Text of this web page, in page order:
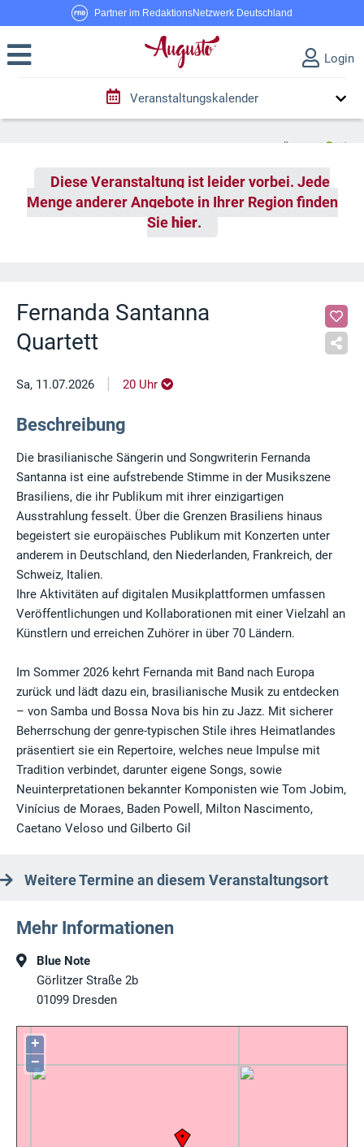
Partner im RedaktionsNetzwerk Deutschland
Login
Veranstaltungskalender
Diese Veranstaltung ist leider vorbei. Jede
Menge anderer Angebote in Ihrer Region finden
Sie hier.
Fernanda Santanna
Quartett
Sa, 11.07.2026 | 20 Uhr
Beschreibung
Die brasilianische Sängerin und Songwriterin Fernanda
Santanna ist eine aufstrebende Stimme in der Musikszene
Brasiliens, die ihr Publikum mit ihrer einzigartigen
Ausstrahlung fesselt. Über die Grenzen Brasiliens hinaus
begeistert sie europäisches Publikum mit Konzerten unter
anderem in Deutschland, den Niederlanden, Frankreich, der
Schweiz, Italien.
Ihre Aktivitäten auf digitalen Musikplattformen umfassen
Veröffentlichungen und Kollaborationen mit einer Vielzahl an
Künstlern und erreichen Zuhörer in über 70 Ländern.
Im Sommer 2026 kehrt Fernanda mit Band nach Europa
zurück und lädt dazu ein, brasilianische Musik zu entdecken
– von Samba und Bossa Nova bis hin zu Jazz. Mit sicherer
Beherrschung der genre-typischen Stile ihres Heimatlandes
präsentiert sie ein Repertoire, welches neue Impulse mit
Tradition verbindet, darunter eigene Songs, sowie
Neuinterpretationen bekannter Komponisten wie Tom Jobim,
Vinícius de Moraes, Baden Powell, Milton Nascimento,
Caetano Veloso und Gilberto Gil
Weitere Termine an diesem Veranstaltungsort
Mehr Informationen
Blue Note
Görlitzer Straße 2b
01099 Dresden
+
−